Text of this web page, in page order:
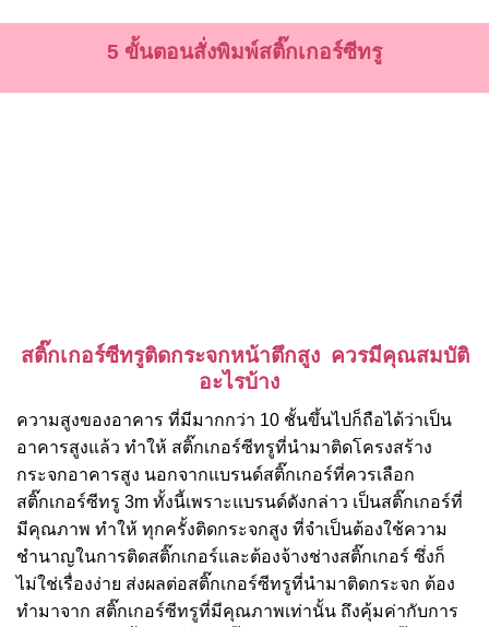
5 ขั้นตอนสั่งพิมพ์สติ๊กเกอร์ซีทรู
สติ๊กเกอร์ซีทรูติดกระจกหน้าตึกสูง ควรมีคุณสมบัติ
อะไรบ้าง
ความสูงของอาคาร ที่มีมากกว่า 10 ชั้นขึ้นไปก็ถือได้ว่าเป็น
อาคารสูงแล้ว ทำให้ สติ๊กเกอร์ซีทรูที่นำมาติดโครงสร้าง
กระจกอาคารสูง นอกจากแบรนด์สติ๊กเกอร์ที่ควรเลือก
สติ๊กเกอร์ซีทรู 3m ทั้งนี้เพราะแบรนด์ดังกล่าว เป็นสติ๊กเกอร์ที่
มีคุณภาพ ทำให้ ทุกครั้งติดกระจกสูง ที่จำเป็นต้องใช้ความ
ชำนาญในการติดสติ๊กเกอร์และต้องจ้างช่างสติ๊กเกอร์ ซึ่งก็
ไม่ใช่เรื่องง่าย ส่งผลต่อสติ๊กเกอร์ซีทรูที่นำมาติดกระจก ต้อง
ทำมาจาก สติ๊กเกอร์ซีทรูที่มีคุณภาพเท่านั้น ถึงคุ้มค่ากับการ